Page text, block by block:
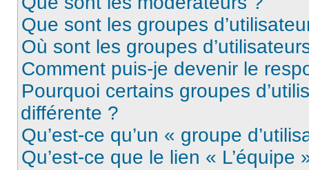
Que sont les groupes
Où sont les groupes
Comment puis-je devenir le
Pourquoi certains groupes
différente ?
Qu’est-ce qu’un « groupe
Qu’est-ce que le lien « L’équipe